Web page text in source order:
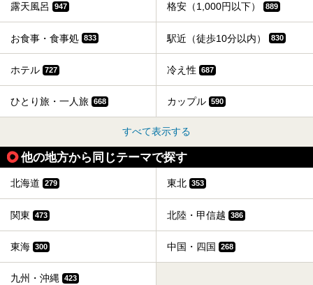
露天風呂 947 格安（1,000円以下） 889
お食事・食事処 833 駅近（徒歩10分以内） 830
ホテル 727 冷え性 687
ひとり旅・一人旅 668 カップル 590
すべて表示する
他の地方から同じテーマで探す
北海道 279 東北 353
関東 473 北陸・甲信越 386
東海 300 中国・四国 268
九州・沖縄 423